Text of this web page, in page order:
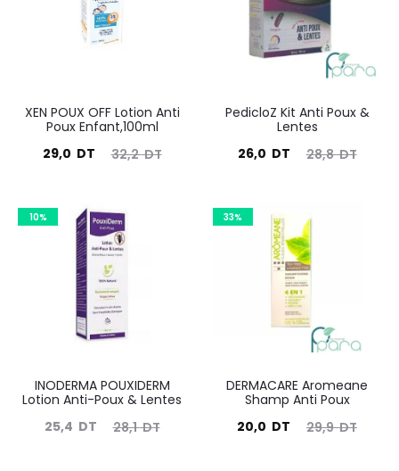
XEN POUX OFF Lotion Anti
Poux Enfant,100ml
32,2DT
Le
initial
était :
32,2
DT.
29,0 DT
actuel
PedicloZ Kit Anti Poux &
Lentes
28,8DT
Le
était :
28,8
DT.
26,0 DT
actuel
10%
INODERMA POUXIDERM
Lotion Anti-Poux & Lentes
28,1DT
Le
25,4 DT
33%
DERMACARE Aromeane
Shamp Anti Poux
29,9DT
Le
20,0 DT